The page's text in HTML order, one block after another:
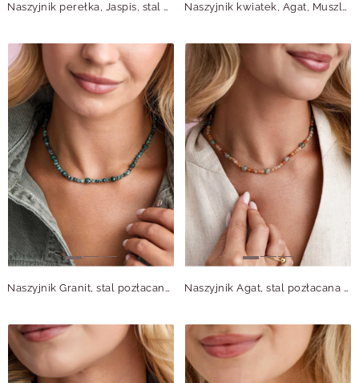
Naszyjnik perełka, Jaspis, stal pozłacana S316174Z00 Naszyjnik kwiatek, Agat, Muszla stal pozłacana S315042Z00
Naszyjnik Granit, stal pozłacana S314970Z00 Naszyjnik Agat, stal pozłacana S314977Z00